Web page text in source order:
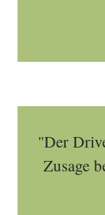
"Der
Zusage